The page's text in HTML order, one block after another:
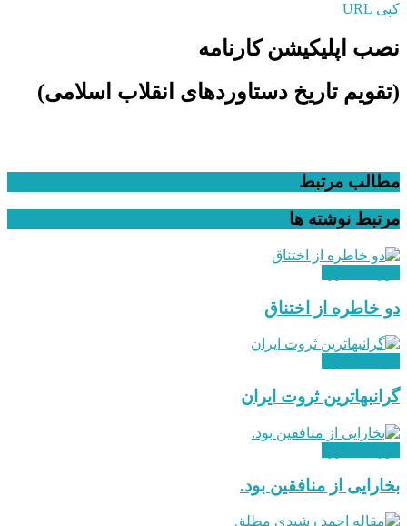
کپی URL
نصب اپلیکیشن کارنامه
(تقویم تاریخ دستاوردهای انقلاب اسلامی​)
مطالب مرتبط
مرتبط نوشته ها
دو خاطره از اختناق
گرانبهاترین ثروت ایران
بخارایی از منافقین بود.